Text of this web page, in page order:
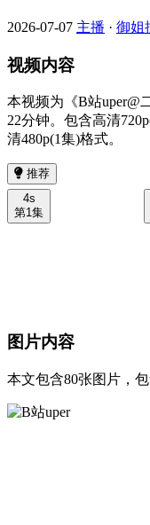
2026-07-07 主播 · 御姐
视频内容
本视频为《B站uper@
22分钟。包含高清
清480p(1集)格式。
推荐
4s
第1集
图片内容
本文包含80张图片，包